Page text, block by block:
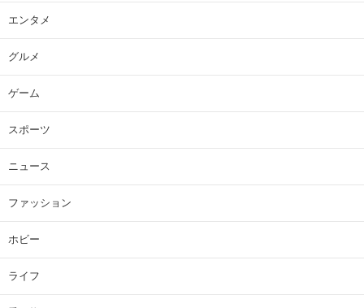
エンタメ
グルメ
ゲーム
スポーツ
ニュース
ファッション
ホビー
ライフ